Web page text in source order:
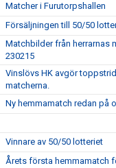
Matcher i Furutorpshallen
Försäljningen till 50/50
Matchbilder från herrarnas
230215
Vinslövs HK avgör
matcherna.
Ny hemmamatch redan på
Vinnare av 50/50 lotteriet
Årets första hemmamatch